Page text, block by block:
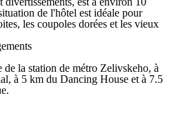
de l'hôtel est idéale pour
les coupoles dorées et les vieux
de la station de métro Zelivskeho, à
à 5 km du Dancing House et à 7.5